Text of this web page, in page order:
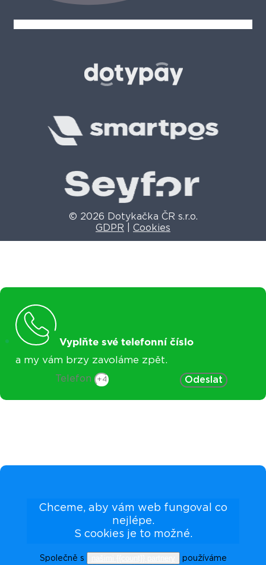
© 2026 Dotykačka ČR s.r.o.
GDPR
Cookies
Vyplňte své telefonní číslo
a my vám brzy zavoláme zpět.
Telefon Odeslat
Chceme, aby vám web fungoval co
nejlépe.
S cookies je to možné.
Společně s
používáme